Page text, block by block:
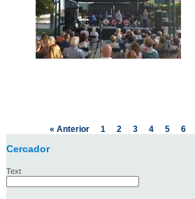
« Anterior 1 2 3 4 5 6
Cercador
Text